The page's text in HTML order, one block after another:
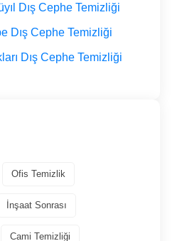
Dış Cephe Temizliği
Dış Cephe Temizliği
Dış Cephe Temizliği
Ofis Temizlik
İnşaat Sonrası
Cami Temizliği